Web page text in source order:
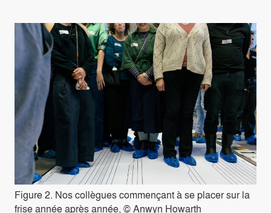
Figure 2. Nos collègues commençant à se placer sur la
frise année après année, © Anwyn Howarth